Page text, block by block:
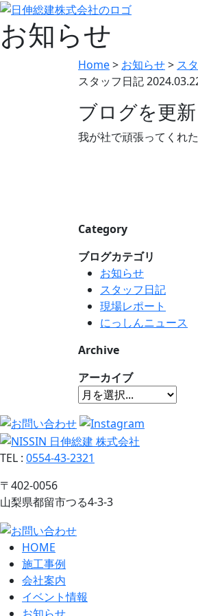
お知らせ
Home> お知らせ> ス
スタッフ日記
ブログを更
我が社で頑張ってくれ
Category
ブログカテゴリ
お知らせ
スタッフ日記
現場レポート
にっしんニュース
Archive
アーカイブ
TEL : 0554-43-2321
〒402-0056
山梨県都留市つる4-3-3
HOME
施工事例
会社案内
イベント情報